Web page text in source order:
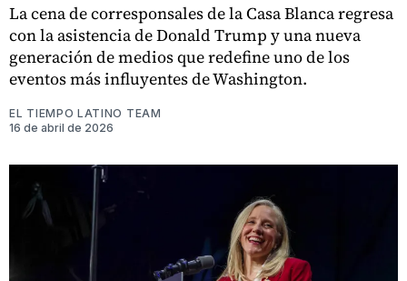
La cena de corresponsales de la Casa Blanca regresa
con la asistencia de Donald Trump y una nueva
generación de medios que redefine uno de los
eventos más influyentes de Washington.
EL TIEMPO LATINO TEAM
16 de abril de 2026